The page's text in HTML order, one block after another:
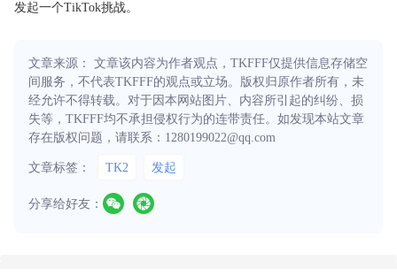
发起一个TikTok挑战。
文章来源： 文章该内容为作者观点，TKFFF仅提供信息存储空
间服务，不代表TKFFF的观点或立场。版权归原作者所有，未
经允许不得转载。对于因本网站图片、内容所引起的纠纷、损
失等，TKFFF均不承担侵权行为的连带责任。如发现本站文章
存在版权问题，请联系：1280199022@qq.com
文章标签： TK2 发起
分享给好友：